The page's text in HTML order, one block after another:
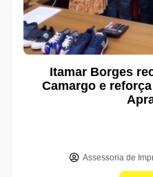
Itamar Borges
Camargo e
Assessoria de